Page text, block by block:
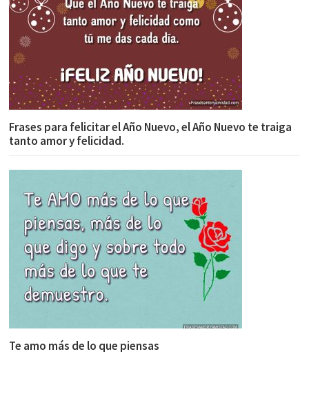
Frases para felicitar el Año Nuevo, el Año Nuevo te traiga
tanto amor y felicidad.
Te amo más de lo que piensas